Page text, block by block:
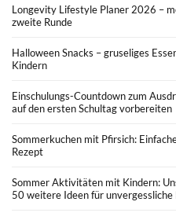
Longevity Lifestyle Planer 2026 –
zweite Runde
Halloween Snacks – gruseliges
Kindern
Einschulungs-Countdown zum
auf den ersten Schultag vorbereiten
Sommerkuchen mit Pfirsich:
Rezept
Sommer Aktivitäten mit Kindern:
50 weitere Ideen für unvergessliche